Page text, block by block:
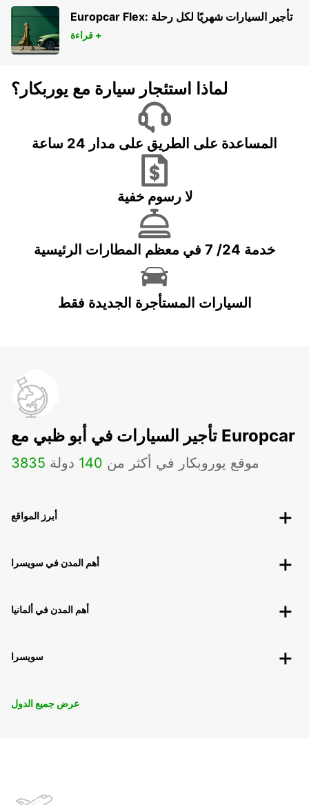
MAZATLAN - MEXICO
Europcar Flex: تأجير السيارات شهريًا لكل رحلة
قراءة +
لماذا استئجار سيارة مع يوربكار؟
المساعدة على الطريق على مدار 24 ساعة
لا رسوم خفية
خدمة 24/ 7 في معظم المطارات الرئيسية
السيارات المستأجرة الجديدة فقط
تأجير السيارات في أبو ظبي مع Europcar
3835 موقع يوروبكار في أكثر من 140 دولة
أبرز المواقع
أهم المدن في سويسرا
أهم المدن في ألمانيا
سويسرا
عرض جميع الدول